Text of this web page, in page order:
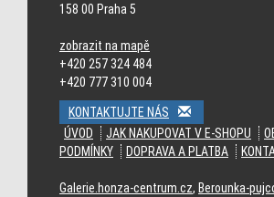
158 00 Praha 5
zobrazit na mapě
+420 257 324 484
+420 777 310 004
KONTAKTUJTE NÁS
ÚVOD
JAK NAKUPOVAT V E-SHOPU
PODMÍNKY
DOPRAVA A PLATBA
Galerie.honza-centrum.cz, Berounka-